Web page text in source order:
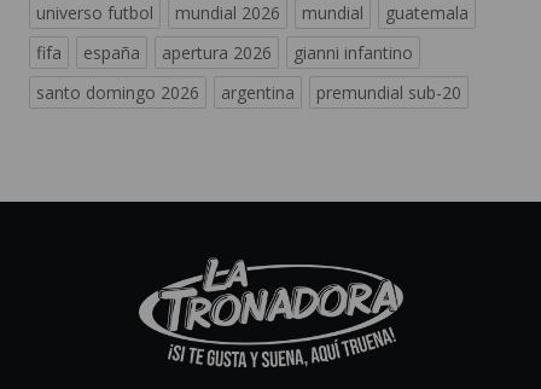
universo futbol mundial 2026 mundial
guatemala
fifa
españa apertura 2026
gianni infantino
santo domingo 2026
argentina premundial sub-20